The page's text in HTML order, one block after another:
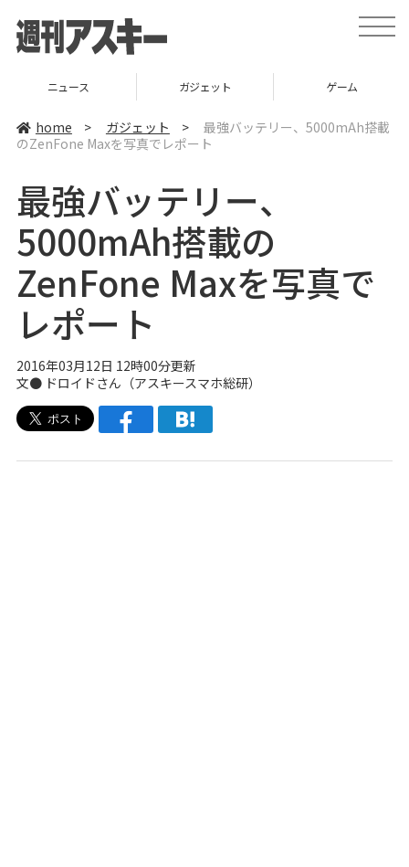
t
o
a
v
ニュース ガジェット ゲーム
home > ガジェット >
最強バッテリー、5000mAh搭載
のZenFone Maxを写真でレポート
最強バッテリー、
5000mAh搭載の
ZenFone Maxを写真で
レポート
2016年03月12日 12時00分更新
文● ドロイドさん（アスキースマホ総研）